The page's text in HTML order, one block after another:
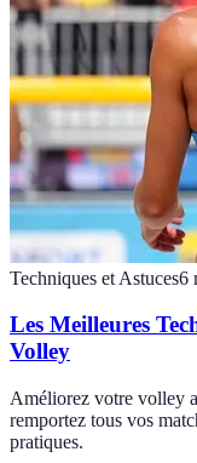
Techniques et Astuces6
Les Meilleures
Volley
Améliorez votre volley
remportez tous vos
pratiques.